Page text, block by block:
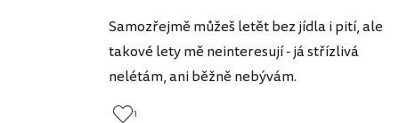
Samozřejmě můžeš letět bez jídla i pití, ale
takové lety mě neinteresují - já střízlivá
nelétám, ani běžně nebývám.
1